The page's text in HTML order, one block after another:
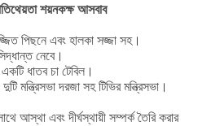
শয়নকক্ষ আসবাব
পিছনে এবং হালকা সজ্জা সহ।
নেবে।
ধাতব চা টেবিল।
মন্ত্রিসভা দরজা সহ টিভির মন্ত্রিসভা।
আস্থা এবং দীর্ঘস্থায়ী সম্পর্ক তৈরি করার